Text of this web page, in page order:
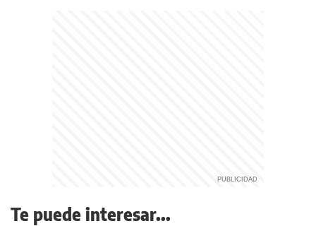
Te puede interesar...